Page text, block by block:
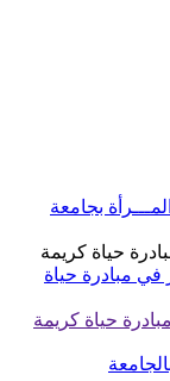
بجامعة
حياة كريمة
مبادرة حياة
حياة كريمة